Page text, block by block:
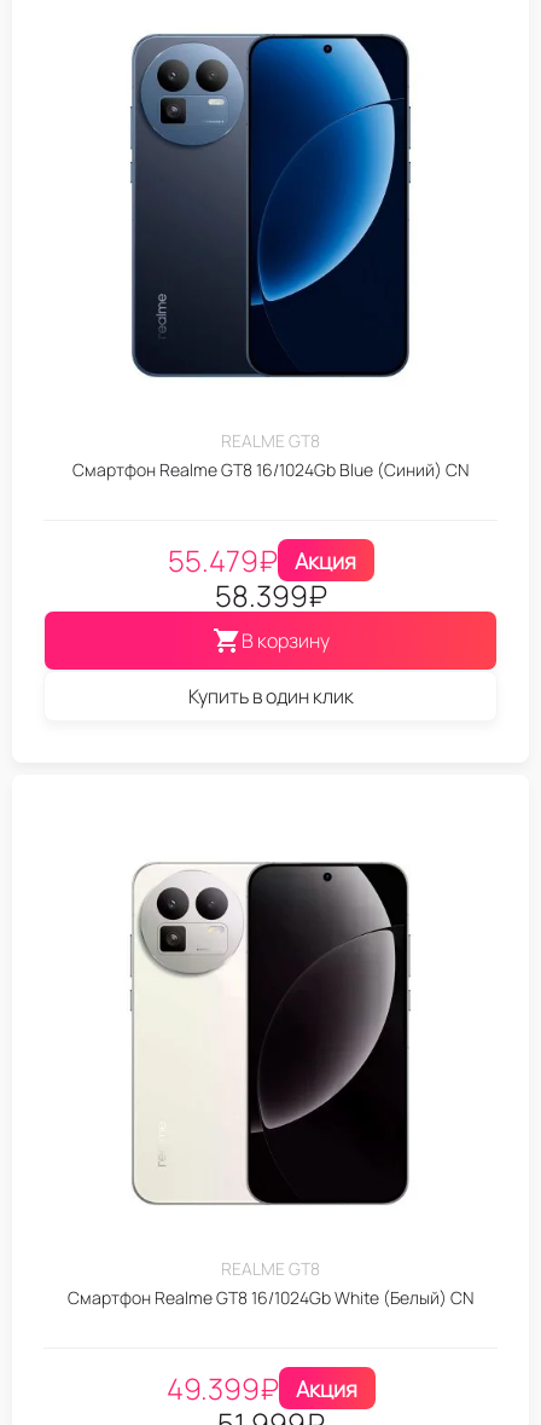
REALME GT8
Смартфон Realme GT8 16/1024Gb Blue (Синий) CN
55.479₽ Акция
58.399₽
В корзину
Купить в один клик
REALME GT8
Смартфон Realme GT8 16/1024Gb White (Белый) CN
49.399₽ Акция